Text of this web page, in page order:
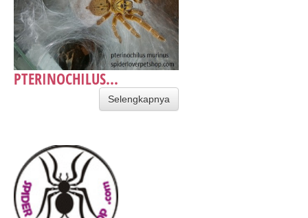
PTERINOCHILUS...
Selengkapnya